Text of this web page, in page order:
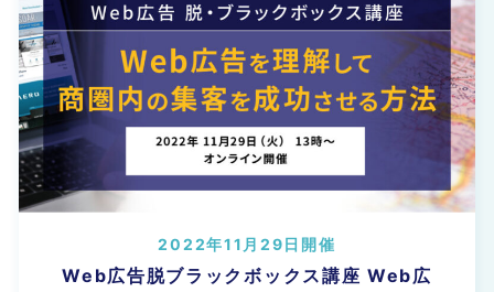
Web広告脱ブラックボックス講座 Web広
2022年11月29日開催